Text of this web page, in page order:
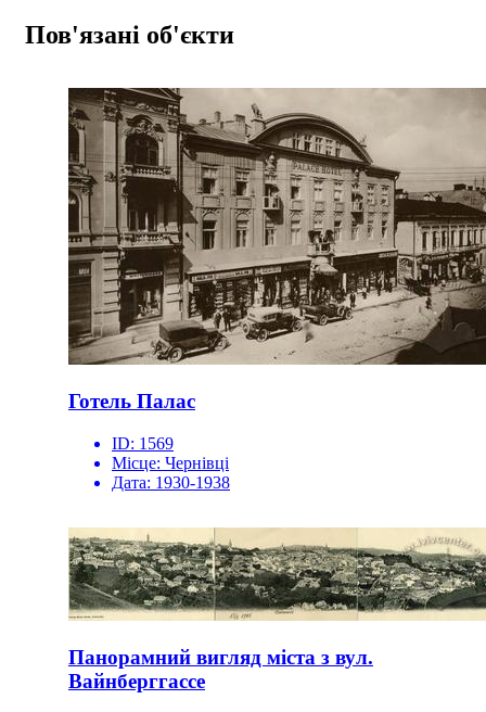
Пов'язані об'єкти
Готель Палас
ID: 1569
Місце: Чернівці
Дата: 1930-1938
Панорамний вигляд міста з вул.
Вайнберггассе